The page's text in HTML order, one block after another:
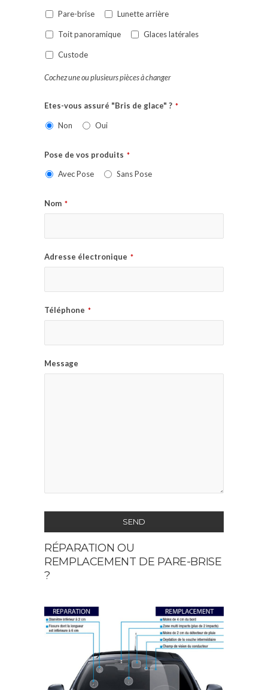
Pare-brise Lunette arrière
Toit panoramique Glaces latérales
Custode
Cochez une ou plusieurs pièces à changer
Etes-vous assuré "Bris de glace" ? *
Non Oui
Pose de vos produits *
Avec Pose Sans Pose
Nom *
Adresse électronique *
Téléphone *
Message
SEND
This
field
should
left
blank
RÉPARATION OU
REMPLACEMENT DE PARE-BRISE
?